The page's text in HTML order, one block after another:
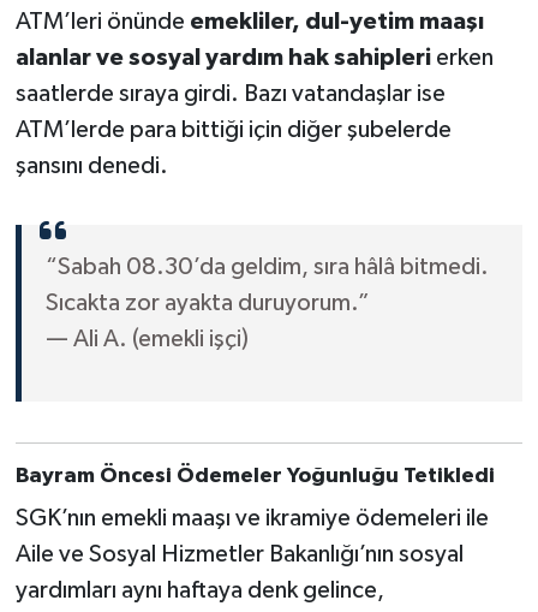
ATM’leri önünde emekliler, dul-yetim maaşı
alanlar ve sosyal yardım hak sahiplerierken
saatlerde sıraya girdi. Bazı vatandaşlar ise
ATM’lerde para bittiği için diğer şubelerde
şansını denedi.
“Sabah 08.30’da geldim, sıra hâlâ bitmedi.
Sıcakta zor ayakta duruyorum.”
— Ali A. (emekli işçi)
Bayram Öncesi Ödemeler Yoğunluğu Tetikledi
SGK’nın emekli maaşı ve ikramiye ödemeleri ile
Aile ve Sosyal Hizmetler Bakanlığı’nın sosyal
yardımları aynı haftaya denk gelince,